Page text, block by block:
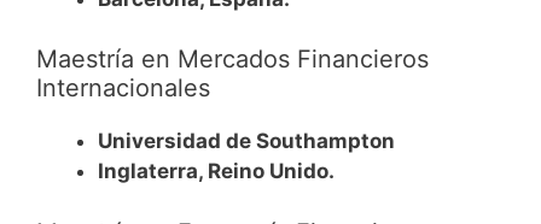
Maestría en Mercados Financieros
Internacionales
Universidad de Southampton
Inglaterra, Reino Unido.